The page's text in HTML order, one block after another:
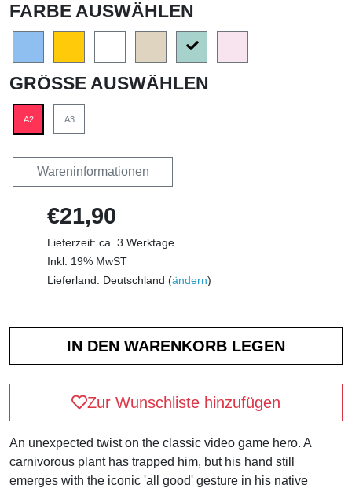
FARBE AUSWÄHLEN
GRÖSSE AUSWÄHLEN
A2 A3
Wareninformationen
€21,90
Lieferzeit: ca. 3 Werktage
Inkl. 19% MwST
Lieferland: Deutschland (ändern)
Zur Wunschliste hinzufügen
An unexpected twist on the classic video game hero. A
carnivorous plant has trapped him, but his hand still
emerges with the iconic 'all good' gesture in his native